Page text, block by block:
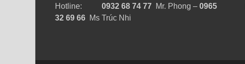
Hotline: 0932 68 74 77 Mr. Phong – 0965
32 69 66 Ms Trúc Nhi